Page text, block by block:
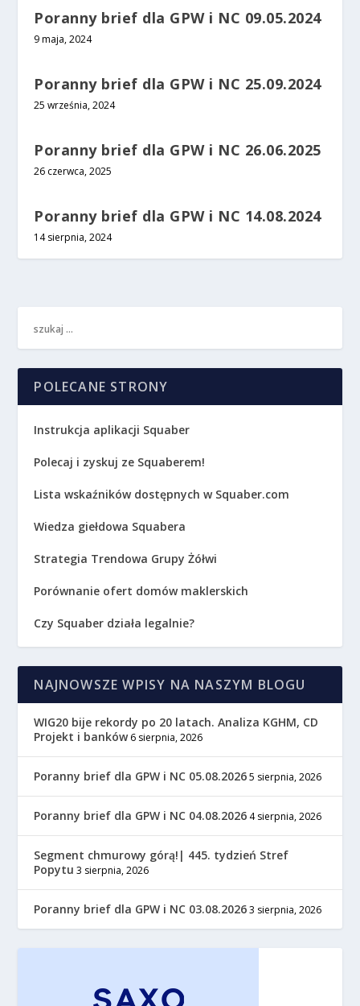
Poranny brief dla GPW i NC 09.05.2024
9 maja, 2024
Poranny brief dla GPW i NC 25.09.2024
25 września, 2024
Poranny brief dla GPW i NC 26.06.2025
26 czerwca, 2025
Poranny brief dla GPW i NC 14.08.2024
14 sierpnia, 2024
POLECANE STRONY
Instrukcja aplikacji Squaber
Polecaj i zyskuj ze Squaberem!
Lista wskaźników dostępnych w Squaber.com
Wiedza giełdowa Squabera
Strategia Trendowa Grupy Żółwi
Porównanie ofert domów maklerskich
Czy Squaber działa legalnie?
NAJNOWSZE WPISY NA NASZYM BLOGU
WIG20 bije rekordy po 20 latach. Analiza KGHM, CD
Projekt i banków 6 sierpnia, 2026
Poranny brief dla GPW i NC 05.08.2026 5 sierpnia, 2026
Poranny brief dla GPW i NC 04.08.2026 4 sierpnia, 2026
Segment chmurowy górą!| 445. tydzień Stref
Popytu 3 sierpnia, 2026
Poranny brief dla GPW i NC 03.08.2026 3 sierpnia, 2026